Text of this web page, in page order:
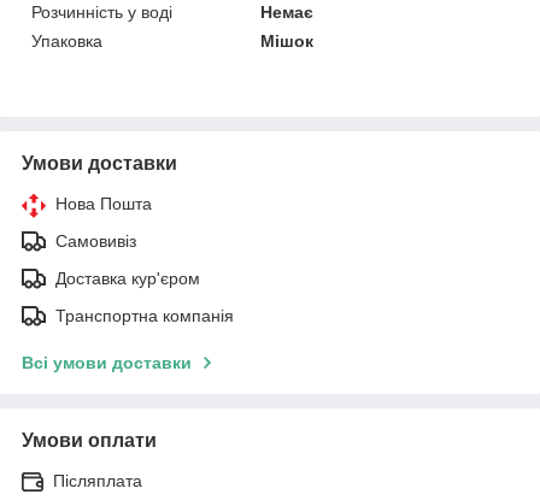
Розчинність у воді
Немає
Упаковка
Мішок
Умови доставки
Нова Пошта
Самовивіз
Доставка кур'єром
Транспортна компанія
Всі умови доставки
Умови оплати
Післяплата